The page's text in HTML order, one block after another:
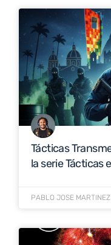
Tácticas
la serie Tácticas
PABLO JOSE